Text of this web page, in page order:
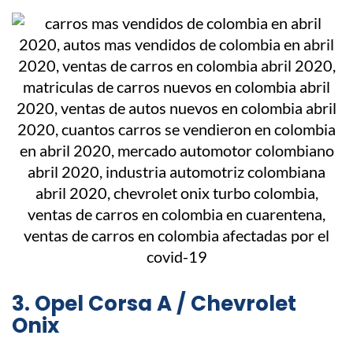
3. Opel Corsa A / Chevrolet
Onix